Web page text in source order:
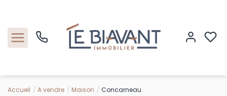
Accueil A vendre Maison Concarneau